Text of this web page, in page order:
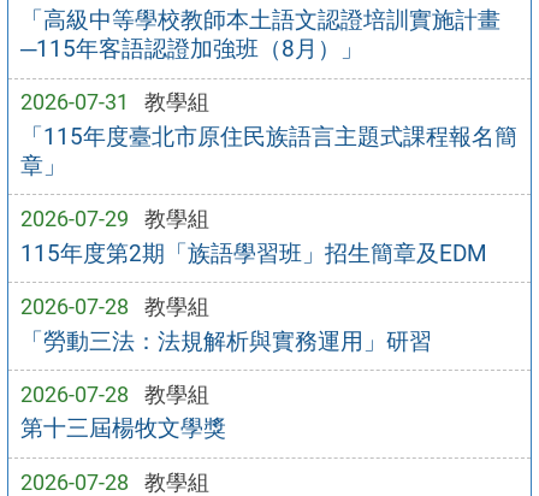
「高級中等學校教師本土語文認證培訓實施計畫
─115年客語認證加強班（8月）」
2026-07-31 教學組
「115年度臺北市原住民族語言主題式課程報名簡
章」
2026-07-29 教學組
115年度第2期「族語學習班」招生簡章及EDM
2026-07-28 教學組
「勞動三法：法規解析與實務運用」研習
2026-07-28 教學組
第十三屆楊牧文學獎
2026-07-28 教學組